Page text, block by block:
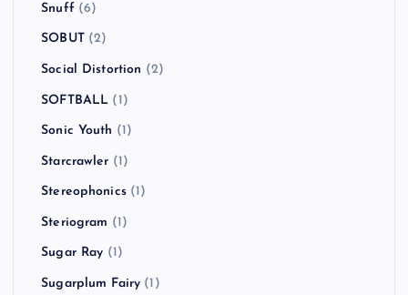
Snuff (6)
SOBUT(2)
Social Distortion (2)
SOFTBALL (1)
Sonic Youth (1)
Starcrawler (1)
Stereophonics(1)
Steriogram (1)
Sugar Ray (1)
Sugarplum Fairy (1)